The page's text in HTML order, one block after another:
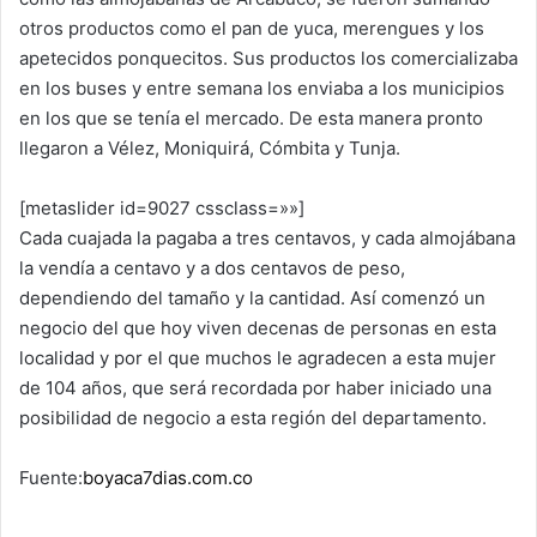
otros productos como el pan de yuca, merengues y los
apetecidos ponquecitos. Sus productos los comercializaba
en los buses y entre semana los enviaba a los municipios
en los que se tenía el mercado. De esta manera pronto
llegaron a Vélez, Moniquirá, Cómbita y Tunja.
[metaslider id=9027 cssclass=»»]
Cada cuajada la pagaba a tres centavos, y cada almojábana
la vendía a centavo y a dos centavos de peso,
dependiendo del tamaño y la cantidad. Así comenzó un
negocio del que hoy viven decenas de personas en esta
localidad y por el que muchos le agradecen a esta mujer
de 104 años, que será recordada por haber iniciado una
posibilidad de negocio a esta región del departamento.
Fuente:boyaca7dias.com.co